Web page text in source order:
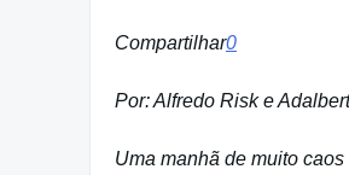
Compartilhar0
Por: Alfredo Risk e
Uma manhã de muito caos